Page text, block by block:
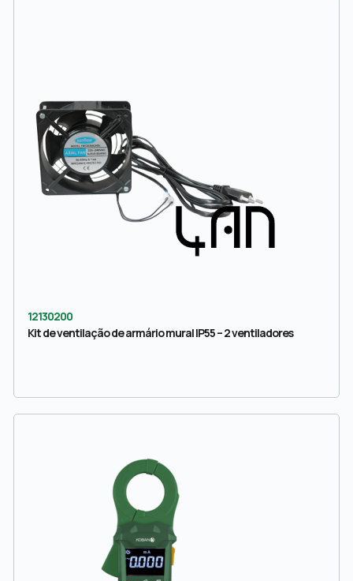
12130200
Kit de ventilação de armário mural IP55 – 2 ventiladores